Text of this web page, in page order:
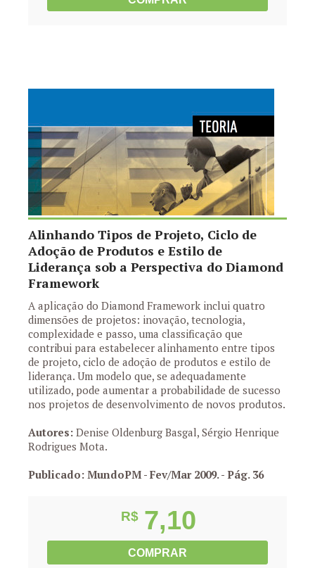
Alinhando Tipos de Projeto, Ciclo de
Adoção de Produtos e Estilo de
Liderança sob a Perspectiva do Diamond
Framework
A aplicação do Diamond Framework inclui quatro
dimensões de projetos: inovação, tecnologia,
complexidade e passo, uma classificação que
contribui para estabelecer alinhamento entre tipos
de projeto, ciclo de adoção de produtos e estilo de
liderança. Um modelo que, se adequadamente
utilizado, pode aumentar a probabilidade de sucesso
nos projetos de desenvolvimento de novos produtos.
Autores: Denise Oldenburg Basgal, Sérgio Henrique
Rodrigues Mota.
Publicado: MundoPM - Fev/Mar 2009.- Pág. 36
R$ 7,10
COMPRAR